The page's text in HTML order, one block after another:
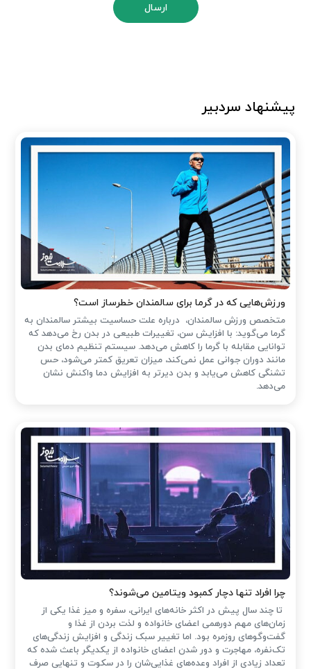
ارسال
پیشنهاد سردبیر
ورزش‌هایی که در گرما برای سالمندان خطرساز است؟
متخصص ورزش سالمندان، درباره علت حساسیت بیشتر سالمندان به
گرما می‌گوید: با افزایش سن، تغییرات طبیعی در بدن رخ می‌دهد که
توانایی مقابله با گرما را کاهش می‌دهد. سیستم تنظیم دمای بدن
مانند دوران جوانی عمل نمی‌کند، میزان تعریق کمتر می‌شود، حس
تشنگی کاهش می‌یابد و بدن دیرتر به افزایش دما واکنش نشان
می‌دهد.
چرا افراد تنها دچار کمبود ویتامین می‌شوند؟
تا چند سال پیش در اکثر خانه‌های ایرانی، سفره و میز غذا یکی از
زمان‌های مهم دورهمی اعضای خانواده و لذت بردن از غذا و
گفت‌وگوهای روزمره بود. اما تغییر سبک زندگی و افزایش زندگی‌های
تک‌نفره، مهاجرت و دور شدن اعضای خانواده از یکدیگر باعث شده که
تعداد زیادی از افراد وعده‌های غذایی‌شان را در سکوت و تنهایی صرف